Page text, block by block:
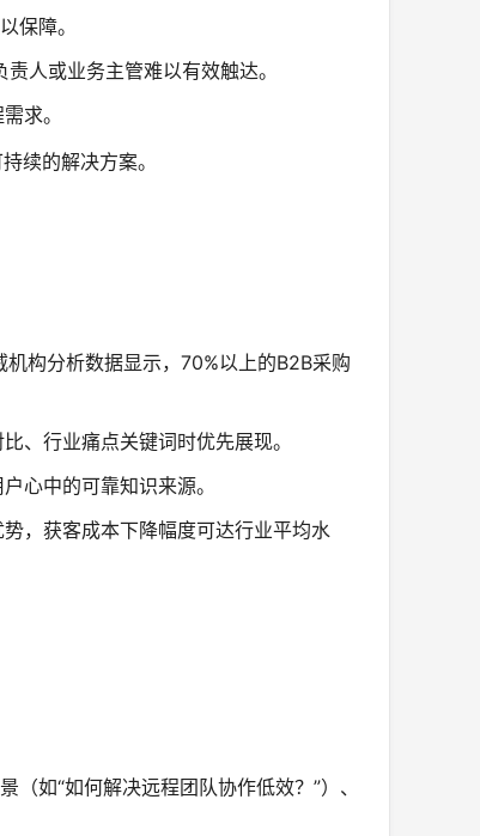
保障。
人或业务主管难以有效触达。
求。
续的解决方案。
构分析数据显示，70%以上的B2B采购
、行业痛点关键词时优先展现。
心中的可靠知识来源。
，获客成本下降幅度可达行业平均水
如“如何解决远程团队协作低效？”）、